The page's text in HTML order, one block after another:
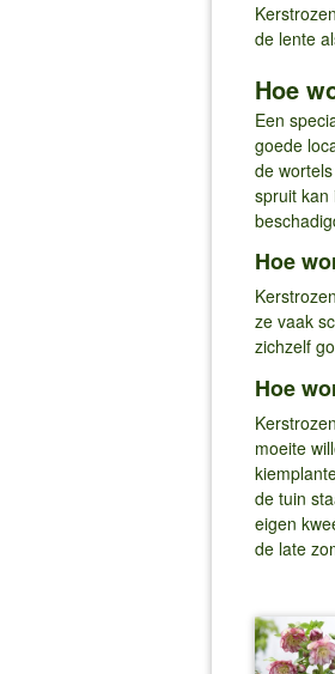
de lente
Hoe
Een
goede
de
spruit kan
Hoe
ze vaak
zichzelf
Hoe
moeite
de tuin
eigen
de late